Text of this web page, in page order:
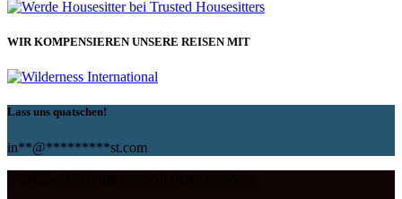
WIR KOMPENSIEREN UNSERE REISEN MIT
Lass uns quatschen!
in**@*********st.com